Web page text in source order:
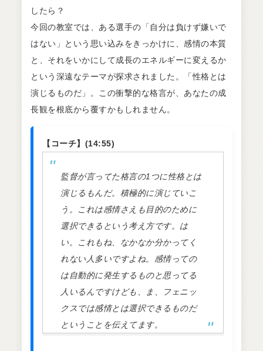
したら？
今回の教室では、ある選手の「自分は負けず嫌いで
はない」という思い込みをきっかけに、感情の本質
と、それをいかにして成長のエネルギーに変えるか
という深遠なテーマが探求されました。「性格とは
演じるものだ」。この衝撃的な格言が、あなたの成
長観を根底から覆すかもしれません。
【コーチ】(14:55)
監督が言ってた格言の1つに性格とは
演じるもんだ。積極的に演じていこ
う。これは感情さえも目的のために
選択できるという考え方です。は
い。これもね、なかなか分かってく
れない人多いですよね。感情っての
は自動的に発生するものと思ってる
人いるんですけども、ま、フェニッ
クスでは感情とは選択できるものだ
ということを伝えてます。